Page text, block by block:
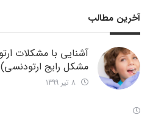
آخرین مطالب
مشکل رایج ارتودنسی)